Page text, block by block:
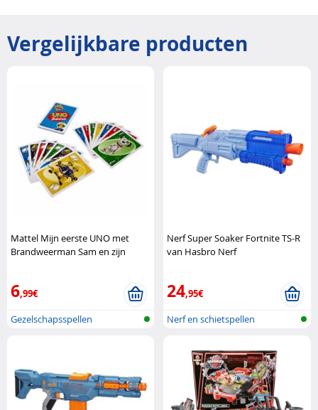
Vergelijkbare producten
Mattel Mijn eerste UNO met
Brandweerman Sam en zijn
6,99€
Gezelschapsspellen
Nerf Super Soaker Fortnite TS-R
van Hasbro Nerf
24,95€
Nerf en schietspellen